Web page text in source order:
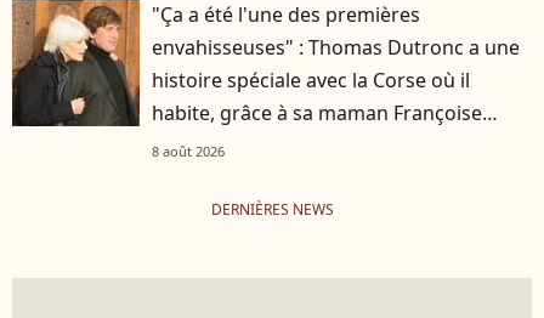
"Ça a été l'une des premières
envahisseuses" : Thomas Dutronc a une
histoire spéciale avec la Corse où il
habite, grâce à sa maman Françoise
Hardy
8 août 2026
DERNIÈRES NEWS